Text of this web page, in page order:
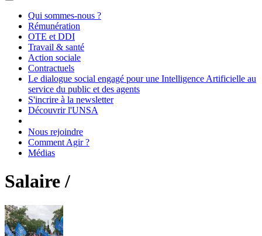
Qui sommes-nous ?
Rémunération
OTE et DDI
Travail & santé
Action sociale
Contractuels
Le dialogue social engagé pour une Intelligence Artificielle au
service du public et des agents
S'incrire à la newsletter
Découvrir l'UNSA
Nous rejoindre
Comment Agir ?
Médias
Salaire /